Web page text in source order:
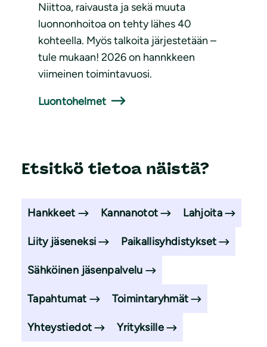
Niittoa, raivausta ja sekä muuta
luonnonhoitoa on tehty lähes 40
kohteella. Myös talkoita järjestetään –
tule mukaan! 2026 on hannkkeen
viimeinen toimintavuosi.
Luontohelmet
Etsitkö tietoa näistä?
Hankkeet Kannanotot Lahjoita
Liity jäseneksi Paikallisyhdistykset
Sähköinen jäsenpalvelu
Tapahtumat Toimintaryhmät
Yhteystiedot Yrityksille